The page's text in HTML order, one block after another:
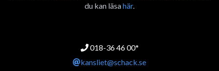
du kan läsahär.
018-36 46 00*
kansliet@schack.se